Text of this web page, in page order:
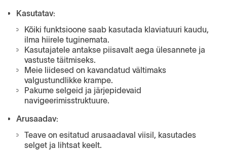
Kasutatav:
Kõiki funktsioone saab kasutada klaviatuuri kaudu,
ilma hiirele tuginemata.
Kasutajatele antakse piisavalt aega ülesannete ja
vastuste täitmiseks.
Meie liidesed on kavandatud vältimaks
valgustundlikke krampe.
Pakume selgeid ja järjepidevaid
navigeerimisstruktuure.
Arusaadav:
Teave on esitatud arusaadaval viisil, kasutades
selget ja lihtsat keelt.